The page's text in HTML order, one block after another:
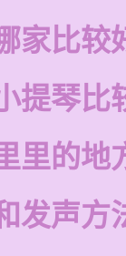
家比较
提琴比
里的地
发声方